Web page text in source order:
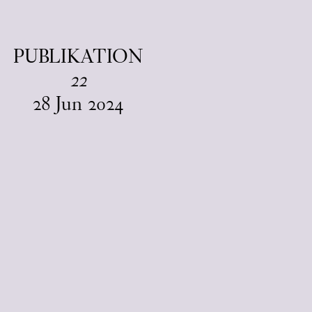
PUBLIKATION
22
28 Jun 2024